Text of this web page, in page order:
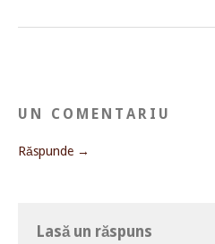
UN COMENTARIU
Răspunde →
Lasă un răspuns